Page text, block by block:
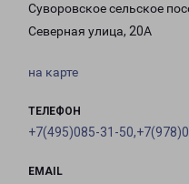
Суворовское сельское
Северная улица, 20А
на карте
ТЕЛЕФОН
+7(495)085-31-
EMAIL